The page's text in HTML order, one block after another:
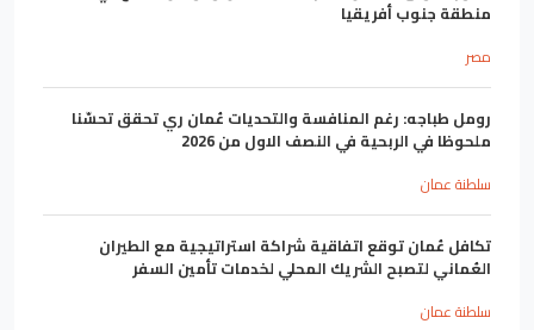
منطقة جنوب أفريقيا
مصر
رومل طباجه: رغم المنافسة والتحديات عُمان ري تحقق تحسّنا
ملحوظا في الربحية في النصف الاول من 2026
سلطنة عمان
تكافل عُمان توقع اتفاقية شراكة استراتيجية مع الطيران
العُماني لتصبح الشريك المحلي لخدمات تأمين السفر
سلطنة عمان